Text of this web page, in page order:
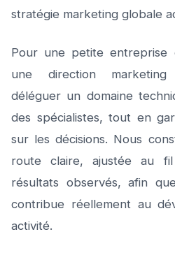
stratégie marketing globale
Pour une petite entreprise
une direction marketing
déléguer un domaine
des spécialistes, tout en
sur les décisions. Nous
route claire, ajustée au
résultats observés, afin
contribue réellement au
activité.